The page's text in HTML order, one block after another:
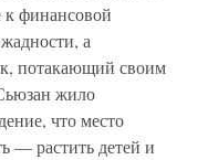
к финансовой
а
потакающий своим
жило
что место
— растить детей и